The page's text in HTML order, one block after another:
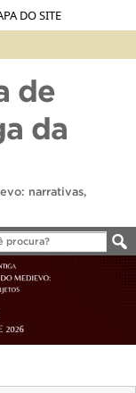
DO SITE
de
da
narrativas,